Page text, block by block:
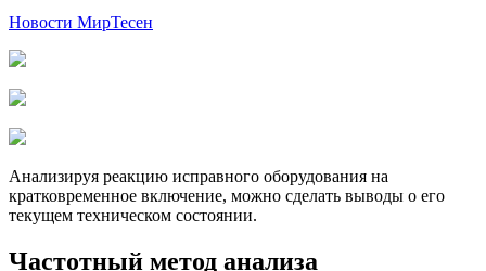
Новости МирТесен
Анализируя реакцию исправного оборудования на
кратковременное включение, можно сделать выводы о его
текущем техническом состоянии.
Частотный метод анализа